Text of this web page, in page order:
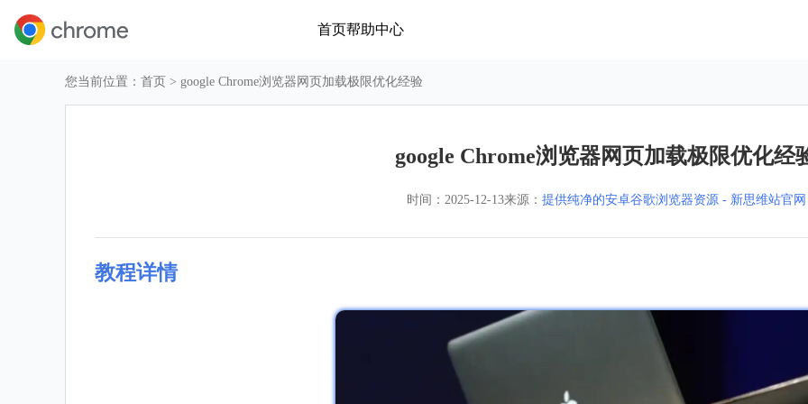
首页帮助中心
您当前位置： 首页 > google Chrome浏览器网页加载极限优化经验
google Chrome浏览器网页加载极限优化经
时间： 2025-12-13来源： 提供纯净的安卓谷歌浏览器资源 - 新思维站官网
教程详情